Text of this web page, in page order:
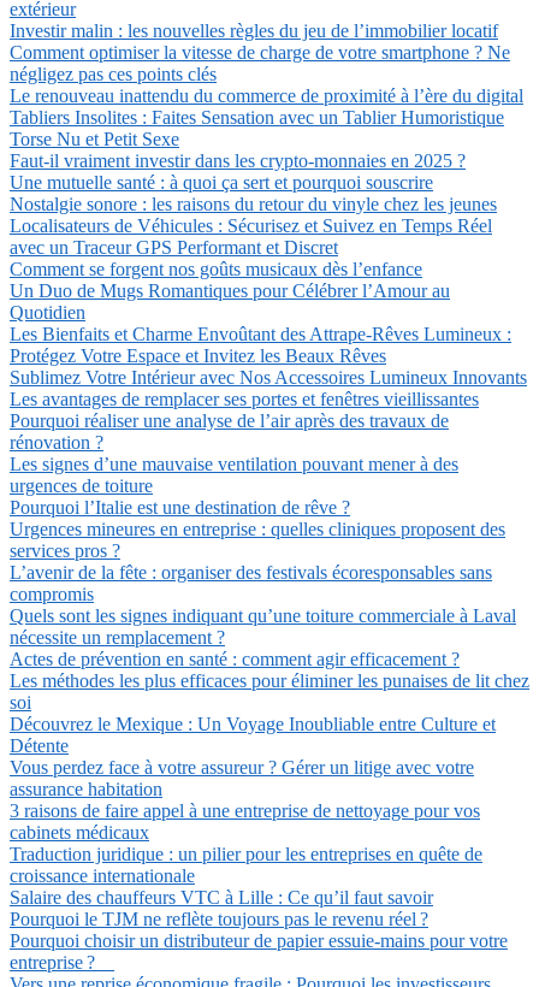
extérieur
Investir malin : les nouvelles règles du jeu de l’immobilier locatif
Comment optimiser la vitesse de charge de votre smartphone ? Ne
négligez pas ces points clés
Le renouveau inattendu du commerce de proximité à l’ère du digital
Tabliers Insolites : Faites Sensation avec un Tablier Humoristique
Torse Nu et Petit Sexe
Faut-il vraiment investir dans les crypto-monnaies en 2025 ?
Une mutuelle santé : à quoi ça sert et pourquoi souscrire
Nostalgie sonore : les raisons du retour du vinyle chez les jeunes
Localisateurs de Véhicules : Sécurisez et Suivez en Temps Réel
avec un Traceur GPS Performant et Discret
Comment se forgent nos goûts musicaux dès l’enfance
Un Duo de Mugs Romantiques pour Célébrer l’Amour au
Quotidien
Les Bienfaits et Charme Envoûtant des Attrape-Rêves Lumineux :
Protégez Votre Espace et Invitez les Beaux Rêves
Sublimez Votre Intérieur avec Nos Accessoires Lumineux Innovants
Les avantages de remplacer ses portes et fenêtres vieillissantes
Pourquoi réaliser une analyse de l’air après des travaux de
rénovation ?
Les signes d’une mauvaise ventilation pouvant mener à des
urgences de toiture
Pourquoi l’Italie est une destination de rêve ?
Urgences mineures en entreprise : quelles cliniques proposent des
services pros ?
L’avenir de la fête : organiser des festivals écoresponsables sans
compromis
Quels sont les signes indiquant qu’une toiture commerciale à Laval
nécessite un remplacement ?
Actes de prévention en santé : comment agir efficacement ?
Les méthodes les plus efficaces pour éliminer les punaises de lit chez
soi
Découvrez le Mexique : Un Voyage Inoubliable entre Culture et
Détente
Vous perdez face à votre assureur ? Gérer un litige avec votre
assurance habitation
3 raisons de faire appel à une entreprise de nettoyage pour vos
cabinets médicaux
Traduction juridique : un pilier pour les entreprises en quête de
croissance internationale
Salaire des chauffeurs VTC à Lille : Ce qu’il faut savoir
Pourquoi le TJM ne reflète toujours pas le revenu réel ?
Pourquoi choisir un distributeur de papier essuie-mains pour votre
entreprise ?